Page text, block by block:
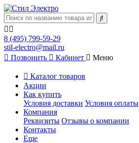
8 (495) 799-59-29
stil-electro@mail.ru
Позвонить
Кабинет Меню
Каталог товаров
Акции
Как купить
Условия доставки Условия оплаты
Компания
Реквизиты Отзывы о компании
Контакты
Еще